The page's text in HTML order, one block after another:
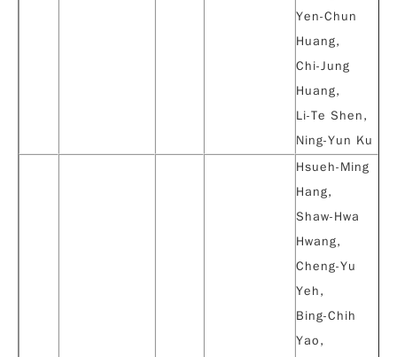
Yen-Chun
Huang,
Chi-Jung
Huang,
Li-Te Shen,
Ning-Yun Ku
Hsueh-Ming
Hang,
Shaw-Hwa
Hwang,
Cheng-Yu
Yeh,
Bing-Chih
Yao,